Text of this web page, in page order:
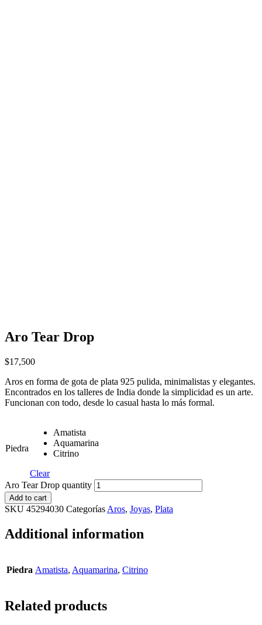
Aro Tear Drop
$17,500
Aros en forma de gota de plata 925 pulida, minimalistas y elegantes.
Encontrados en los talleres de India donde la simplicidad es un arte.
Funcionan con todo, desde lo casual hasta lo más formal.
Piedra
Amatista
Aquamarina
Citrino
Clear
Aro Tear Drop quantity
Add to cart
SKU 45294030 Categorías Aros, Joyas, Plata
Additional information
Piedra Amatista, Aquamarina, Citrino
Related products